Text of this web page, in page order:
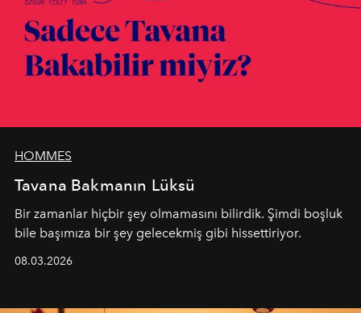
HOMMES
Tavana Bakmanın Lüksü
Bir zamanlar hiçbir şey olmamasını bilirdik. Şimdi boşluk
bile başımıza bir şey gelecekmiş gibi hissettiriyor.
08.03.2026